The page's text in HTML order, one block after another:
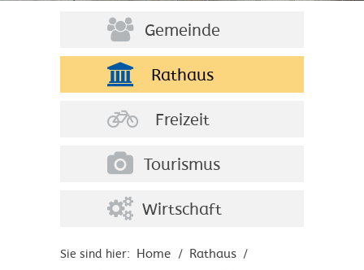
Gemeinde
Rathaus
Freizeit
Tourismus
Wirtschaft
Sie sind hier: Home / Rathaus /